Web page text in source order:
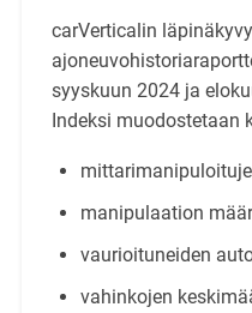
carVerticalin
syyskuun 2024 ja
Indeksi muodostetaan
manipulaation
vaurioituneiden
vahinkojen